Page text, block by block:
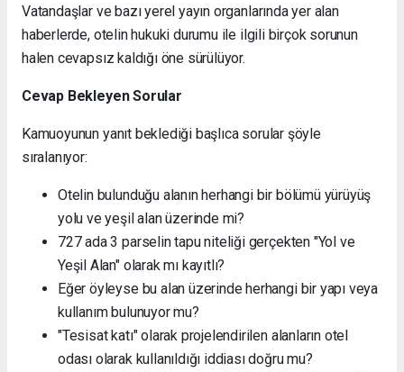
Vatandaşlar ve bazı yerel yayın organlarında yer alan
haberlerde, otelin hukuki durumu ile ilgili birçok sorunun
halen cevapsız kaldığı öne sürülüyor.
Cevap Bekleyen Sorular
Kamuoyunun yanıt beklediği başlıca sorular şöyle
sıralanıyor:
Otelin bulunduğu alanın herhangi bir bölümü yürüyüş
yolu ve yeşil alan üzerinde mi?
727 ada 3 parselin tapu niteliği gerçekten "Yol ve
Yeşil Alan" olarak mı kayıtlı?
Eğer öyleyse bu alan üzerinde herhangi bir yapı veya
kullanım bulunuyor mu?
"Tesisat katı" olarak projelendirilen alanların otel
odası olarak kullanıldığı iddiası doğru mu?